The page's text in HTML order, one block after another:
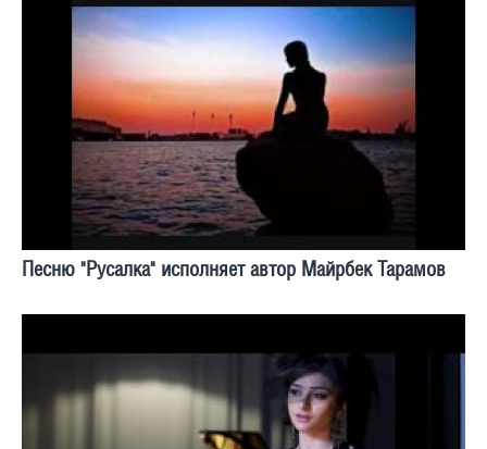
Песню "Русалка" исполняет автор Майрбек Тарамов